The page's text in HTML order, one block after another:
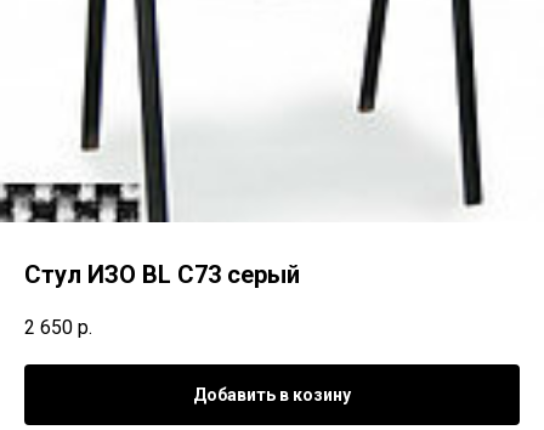
Стул ИЗО ВL С73 серый
2 650 р.
Добавить в козину